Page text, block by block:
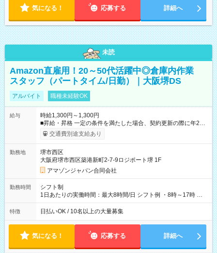
気になる！ 応募する 詳細へ
未読
Amazon直雇用！20～50代活躍中◎倉庫内作業
スタッフ（パートタイム/日勤）｜大阪堺DS
アルバイト 職種未経験OK
給与
時給1,300円～1,300円
■昇給・昇格 一定の条件を満たした場合、契約更新の際に年2回
まで昇給の機会があります。 ■正社員登用制度あり ※月末締/翌
月25日支払い ※時間外手当、別途支給 ※深夜割増賃金 (22:00～
☆Amazon直雇用で安定して働けます！ 【試用期間】試用期間
あり 試用期間の長さ：1週間 雇用形態、給与は本採用時と同じ
です。
交通費別途支給あり
勤務地
堺市西区
大阪府堺市西区築港新町2-7-9ロジポート堺 1F
アマゾンジャパン合同会社
勤務時間
シフト制
1日あたりの実働時間：最大8時間/日 シフト例 ・8時～17時 ・
12時～21時
特徴 日払いOK / 10名以上の大量募集
気になる！ 応募する 詳細へ